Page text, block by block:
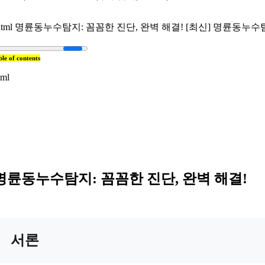
명륜동누수탐지: 꼼꼼한 진단, 완벽 해결! [최신] 명륜동누수
of contents
륜동누수탐지: 꼼꼼한 진단, 완벽 해결!
서론